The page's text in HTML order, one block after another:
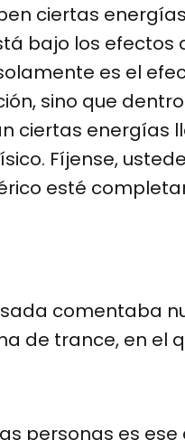
ciertas
bajo los efectos
es el
sino que
ciertas energías
Fíjense,
esté
comentaba
de trance, en el
personas es